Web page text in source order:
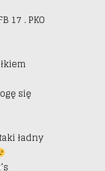
17 . PKO
się
ładny